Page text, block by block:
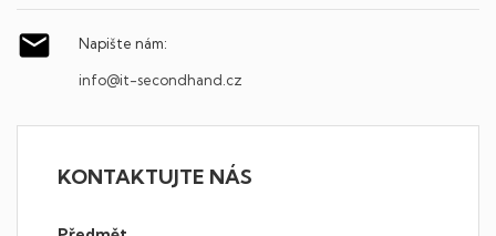
 Napište nám:
info@it-secondhand.cz
KONTAKTUJTE NÁS